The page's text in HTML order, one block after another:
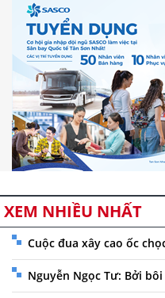
XEM NHIỀU NHẤT
Cuộc đua xây cao ốc
Nguyễn Ngọc Tư: Bởi